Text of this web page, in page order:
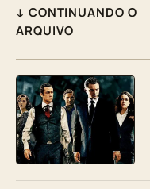
↓ CONTINUANDO O
ARQUIVO